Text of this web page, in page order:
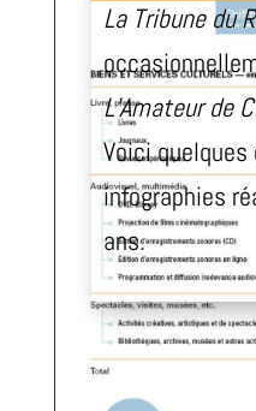
La Tribune du
L’Amateur de
Voici
infographies
ans.